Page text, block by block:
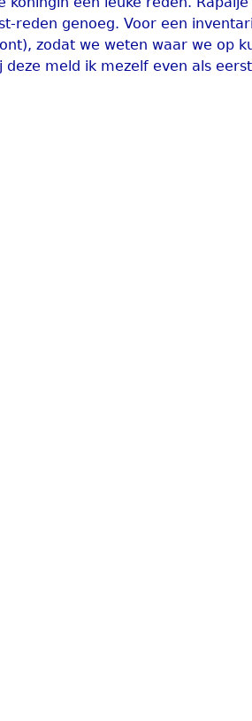
reden genoeg. Voor een
zodat we weten waar we op
meld ik mezelf even als